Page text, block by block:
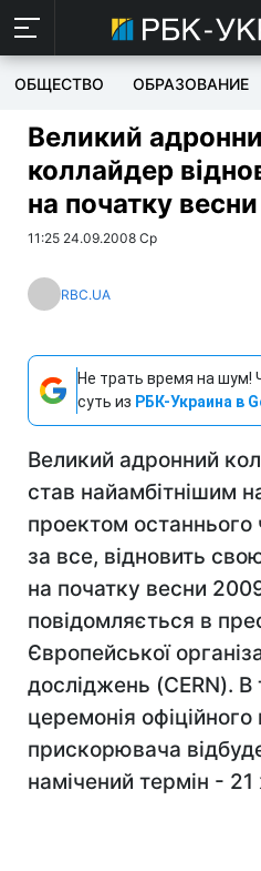
ОБЩЕСТВО ОБРАЗОВАНИЕ
Великий
коллайдер
на початку
11:25 24.09.2008 Ср
RBC.UA
Не трать время на шум!
суть из РБК-Украина в
Великий адронний
став найамбітнішим
проектом
за все, відновить
на початку весни
повідомляється в
Європейської
досліджень (CERN).
церемонія офіційного
прискорювача
намічений термін -